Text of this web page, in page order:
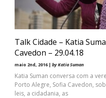
Talk Cidade – Katia
Cavedon – 29.04.18
maio 2nd, 2016 | by Katia Suman
Katia Suman conversa com a
Porto Alegre, Sofia Cavedon,
leis, a cidadania, as